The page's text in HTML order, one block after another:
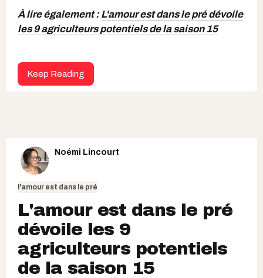
À lire également :L'amour est dans le pré dévoile
les 9 agriculteurs potentiels de la saison 15
Keep Reading
Noémi Lincourt
l'amour est dans le pré
L'amour est dans le pré
dévoile les 9
agriculteurs potentiels
de la saison 15